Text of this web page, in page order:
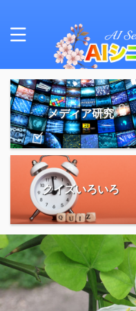
メディア研究
クイズいろいろ